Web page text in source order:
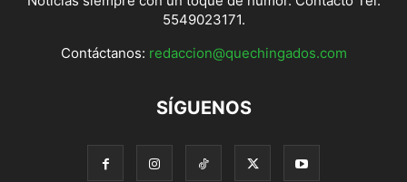
5549023171.
Contáctanos: redaccion@quechingados.com
SÍGUENOS